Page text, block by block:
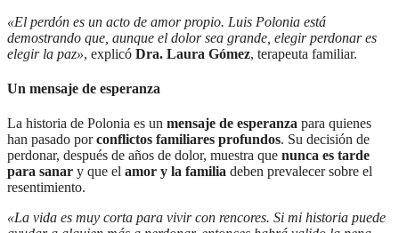
«El perdón es un acto de amor propio. Luis Polonia está
demostrando que, aunque el dolor sea grande, elegir perdonar es
elegir la paz», explicó Dra. Laura Gómez, terapeuta familiar.
Un mensaje de esperanza
La historia de Polonia es un mensaje de esperanza para quienes
han pasado porconflictos familiares profundos. Su decisión de
perdonar, después de años de dolor, muestra que nunca es tarde
para sanar y que el amor y la familia deben prevalecer sobre el
resentimiento.
«La vida es muy corta para vivir con rencores. Si mi historia puede